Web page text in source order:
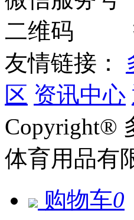
友情链接：
区 资讯中心
Copyright®
体育用品有
购物车0